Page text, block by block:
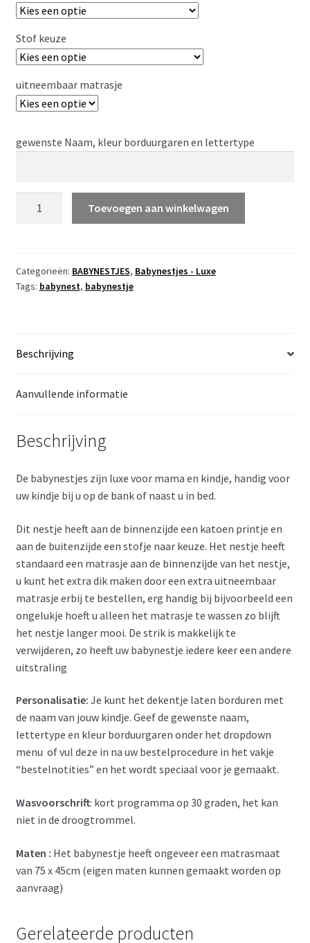
Stof keuze
uitneembaar matrasje
gewenste Naam, kleur borduurgaren en lettertype
met
grijs
Toevoegen aan winkelwagen
Categorieën: BABYNESTJES, Babynestjes - Luxe
Tags: babynest, babynestje
Beschrijving
Aanvullende informatie
Beschrijving
De babynestjes zijn luxe voor mama en kindje, handig voor
uw kindje bij u op de bank of naast u in bed.
Dit nestje heeft aan de binnenzijde een katoen printje en
aan de buitenzijde een stofje naar keuze. Het nestje heeft
standaard een matrasje aan de binnenzijde van het nestje,
u kunt het extra dik maken door een extra uitneembaar
matrasje erbij te bestellen, erg handig bij bijvoorbeeld een
ongelukje hoeft u alleen het matrasje te wassen zo blijft
het nestje langer mooi. De strik is makkelijk te
verwijderen, zo heeft uw babynestje iedere keer een andere
uitstraling
Personalisatie: Je kunt het dekentje laten borduren met
de naam van jouw kindje. Geef de gewenste naam,
lettertype en kleur borduurgaren onder het dropdown
menu of vul deze in na uw bestelprocedure in het vakje
“bestelnotities” en het wordt speciaal voor je gemaakt.
Wasvoorschrift: kort programma op 30 graden, het kan
niet in de droogtrommel.
Maten : Het babynestje heeft ongeveer een matrasmaat
van 75 x 45cm (eigen maten kunnen gemaakt worden op
aanvraag)
Gerelateerde producten